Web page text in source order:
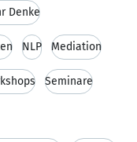
Denke
NLP Mediation
Seminare